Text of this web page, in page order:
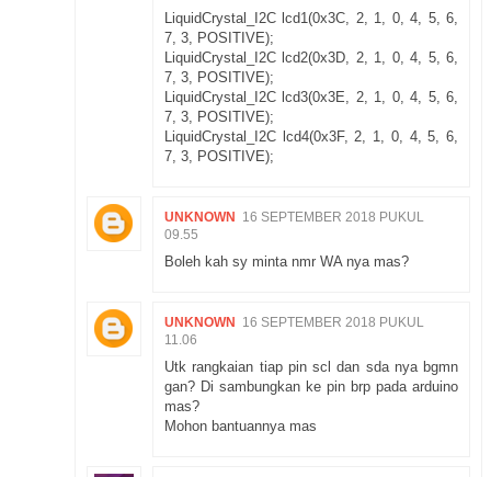
LiquidCrystal_I2C lcd1(0x3C, 2, 1, 0, 4, 5, 6,
7, 3, POSITIVE);
LiquidCrystal_I2C lcd2(0x3D, 2, 1, 0, 4, 5, 6,
7, 3, POSITIVE);
LiquidCrystal_I2C lcd3(0x3E, 2, 1, 0, 4, 5, 6,
7, 3, POSITIVE);
LiquidCrystal_I2C lcd4(0x3F, 2, 1, 0, 4, 5, 6,
7, 3, POSITIVE);
UNKNOWN 16 SEPTEMBER 2018 PUKUL
09.55
Boleh kah sy minta nmr WA nya mas?
UNKNOWN 16 SEPTEMBER 2018 PUKUL
11.06
Utk rangkaian tiap pin scl dan sda nya bgmn
gan? Di sambungkan ke pin brp pada arduino
mas?
Mohon bantuannya mas